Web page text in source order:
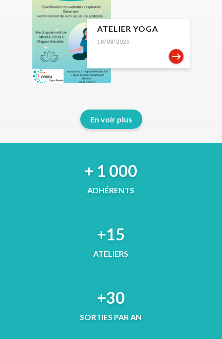
18/08/2026
ATELIER YOGA
En voir plus
+ 1 000
ADHÉRENTS
+15
ATELIERS
+30
SORTIES PAR AN